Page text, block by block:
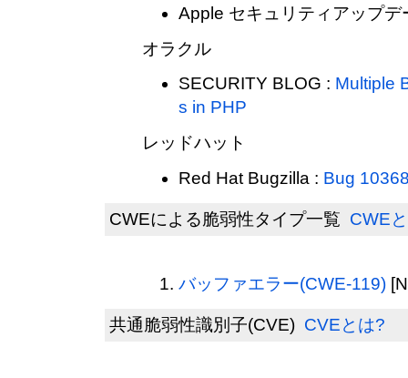
Apple セキュリティアップ
オラクル
SECURITY BLOG : Multiple
s in PHP
レッドハット
Red Hat Bugzilla : Bug
CWEによる脆弱性タイプ一覧 CWE
バッファエラー(CWE-119)
共通脆弱性識別子(CVE) CVEとは?